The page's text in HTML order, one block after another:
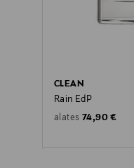
CLEAN
Rain EdP
alates Original Price
74,90 €